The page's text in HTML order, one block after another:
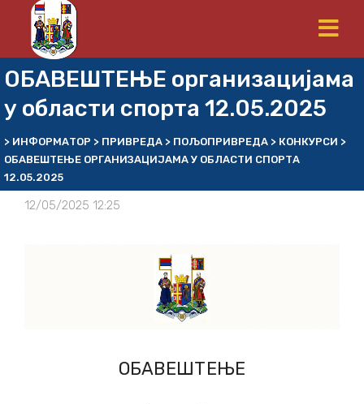
ОБАВЕШТЕЊЕ организацијама
у области спорта 12.05.2025
> ИНФОРМАТОР > ПРИВРЕДА > ПОЉОПРИВРЕДА > КОНКУРСИ >
ОБАВЕШТЕЊЕ ОРГАНИЗАЦИЈАМА У ОБЛАСТИ СПОРТА
12.05.2025
12/05/2025 12:25
ОБАВЕШТЕЊЕ